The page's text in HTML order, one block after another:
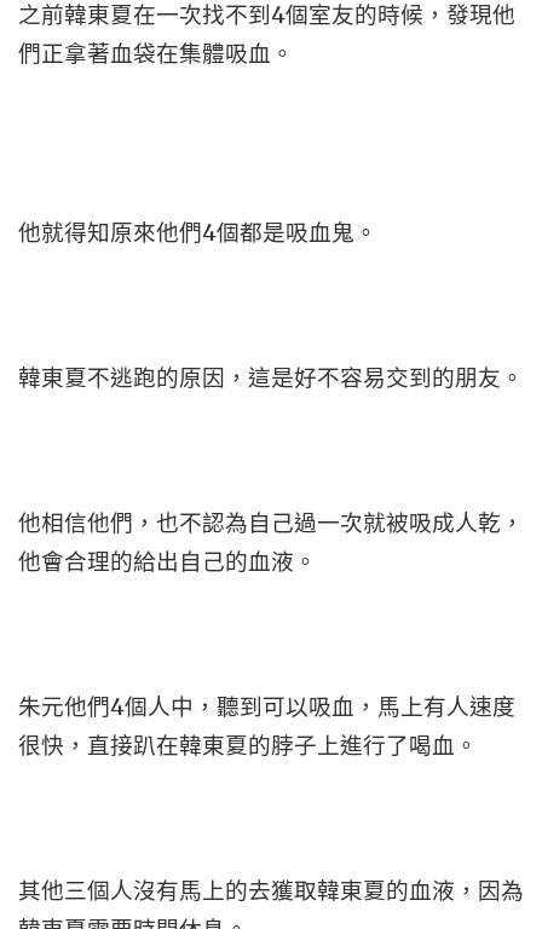
之前韓東夏在一次找不到4個室友的時候，發現他
們正拿著血袋在集體吸血。
他就得知原來他們4個都是吸血鬼。
韓東夏不逃跑的原因，這是好不容易交到的朋友。
他相信他們，也不認為自己過一次就被吸成人乾，
他會合理的給出自己的血液。
朱元他們4個人中，聽到可以吸血，馬上有人速度
很快，直接趴在韓東夏的脖子上進行了喝血。
其他三個人沒有馬上的去獲取韓東夏的血液，因為